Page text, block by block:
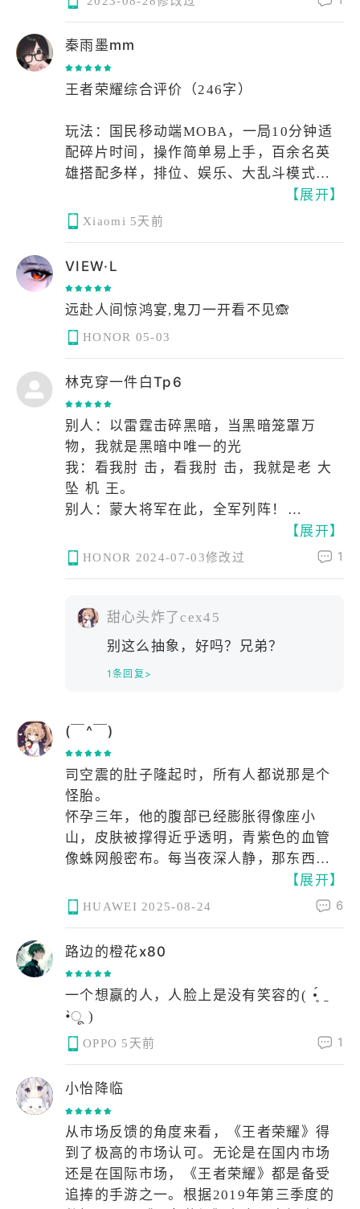
者荣耀越来越好
秦雨墨mm
王者荣耀综合评价（246字）
玩法：国民移动端MOBA，一局10分钟适
配碎片时间，操作简单易上手，百余名英
雄搭配多样，排位、娱乐、大乱斗模式齐
全；但ELO匹配机制饱受诟病，强行平衡
胜率易连胜连跪，英雄平衡波动大，新英
社交：社交属性极强，好友、战队、情
载体，受众覆盖全年龄段。
氪金：公平性尚可，皮肤仅微量属性，英
雄可金币兑换，零氪能完整竞技；但皮肤
更新频繁，限定、典藏抽奖诱导消费，战
令、活动推送密集。
视听与优化：美术国风浓郁，IP联动丰
富，低配手机也能流畅运行；团战特效过
满易遮挡视野，460卡顿偶发。
环境与运营：挂机、吵架、摆烂频发，处
罚力度一般；版本迭代快，长期游玩易审
美疲劳。
总结：适合社交开黑休闲；追求纯粹公平
竞技、反感强诱导氪金慎玩。
【展开】
Xiaomi 5天前
VIEW·L
远赴人间惊鸿宴,鬼刀一开看不见🙈
HONOR 05-03
林克穿一件白Tp6
别人：以雷霆击碎黑暗，当黑暗笼罩万
物，我就是黑暗中唯一的光
我：看我肘 击，看我肘 击，我就是老 大
坠 机 王。
别人：蒙大将军在此，全军列阵！
我：对面的充电宝，狂铁的玩 物，貂蝉的
舞台。
我：躺在地上💤💤💤
别人带妹炫翻全场，我带妹子送进火 葬
🤤🤤🤤
【展开】
HONOR 2024-07-03修改过 1
甜心头炸了cex45
别这么抽象，好吗？兄弟？
1条回复>
(￣^￣)
司空震的肚子隆起时，所有人都说那是个
怪胎。
怀孕三年，他的腹部已经膨胀得像座小
山，皮肤被撑得近乎透明，青紫色的血管
像蛛网般密布。每当夜深人静，那东西就
在他肚子里翻腾，有时能清晰地看见一个
小手的轮廓从肚皮上划过。接生婆说这不
分娩那天，雷雨交加。司空震在血泊中挣
扎了整整七日，终于生下来一个怪胎。当
那个浑身紫色的婴儿终于滑出产道时，所
有仆妇都尖叫着逃出了房间。那孩子背上
长着细密的鳞片，通体紫色，眼睛像两颗
浑浊的琥珀，指甲尖锐得能划破绸缎。"我
的懿儿……"司空震却笑了。
【展开】
HUAWEI 2025-08-24 6
路边的橙花x80
一个想赢的人，人脸上是没有笑容的( •̥́ ˍ
•̀ू )
OPPO 5天前 1
小怡降临
从市场反馈的角度来看，《王者荣耀》得
到了极高的市场认可。无论是在国内市场
还是在国际市场，《王者荣耀》都是备受
追捧的手游之一。根据2019年第三季度的